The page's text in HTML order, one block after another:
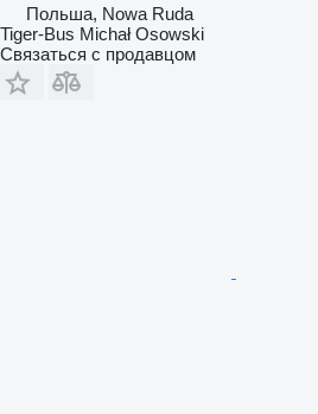
Польша, Nowa Ruda
Tiger-Bus Michał Osowski
Связаться с продавцом